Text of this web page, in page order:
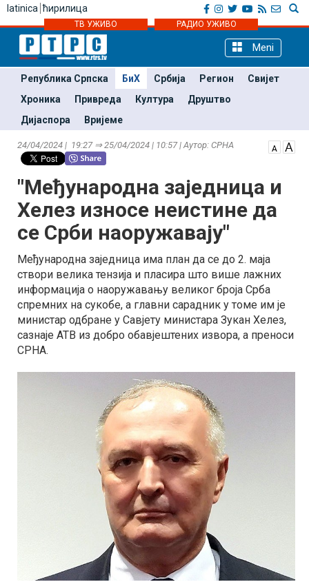
latinica ћирилица
ТВ УЖИВО РАДИО УЖИВО
Meni
Република Српска БиХ Србија Регион
Свијет
Хроника
Привреда Култура
Друштво
Дијаспора
Вријеме
24/04/2024 | 19:27 ⇒ 25/04/2024 | 10:57 | Аутор: СРНА
"Међународна заједница и
Хелез износе неистине да
се Срби наоружавају"
Међународна заједница има план да се до 2. маја
створи велика тензија и пласира што више лажних
информација о наоружавању великог броја Срба
спремних на сукобе, а главни сарадник у томе им је
министар одбране у Савјету министара Зукан Хелез,
сазнаје АТВ из добро обавјештених извора, а преноси
СРНА.